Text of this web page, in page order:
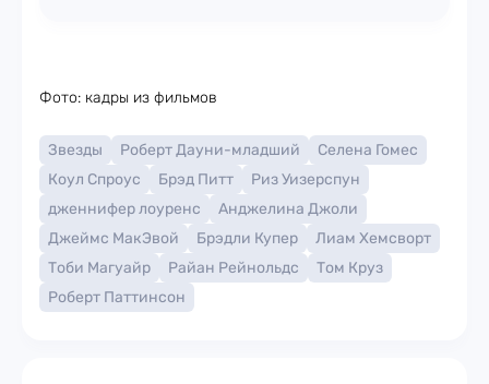
Фото: кадры из фильмов
Звезды Роберт Дауни-младший
Селена Гомес
Коул Спроус
Брэд Питт
Риз Уизерспун
дженнифер лоуренс
Анджелина Джоли
Джеймс МакЭвой
Брэдли Купер
Лиам Хемсворт
Тоби Магуайр
Райан Рейнольдс
Том Круз
Роберт Паттинсон